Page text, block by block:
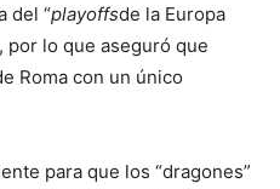
del “playoffsde la Europa
por lo que aseguró que
Roma con un único
para que los “dragones”